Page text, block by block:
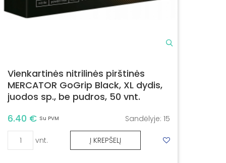
Vienkartinės nitrilinės pirštinės
MERCATOR GoGrip Black, XL dydis,
juodos sp., be pudros, 50 vnt.
6.40 € Su PVM Sandėlyje: 15
vnt. Į KREPŠELĮ